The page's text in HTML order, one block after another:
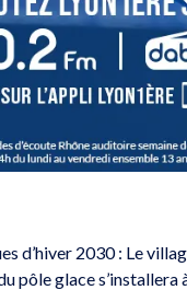
d’hiver 2030 : Le
pôle glace s’installera